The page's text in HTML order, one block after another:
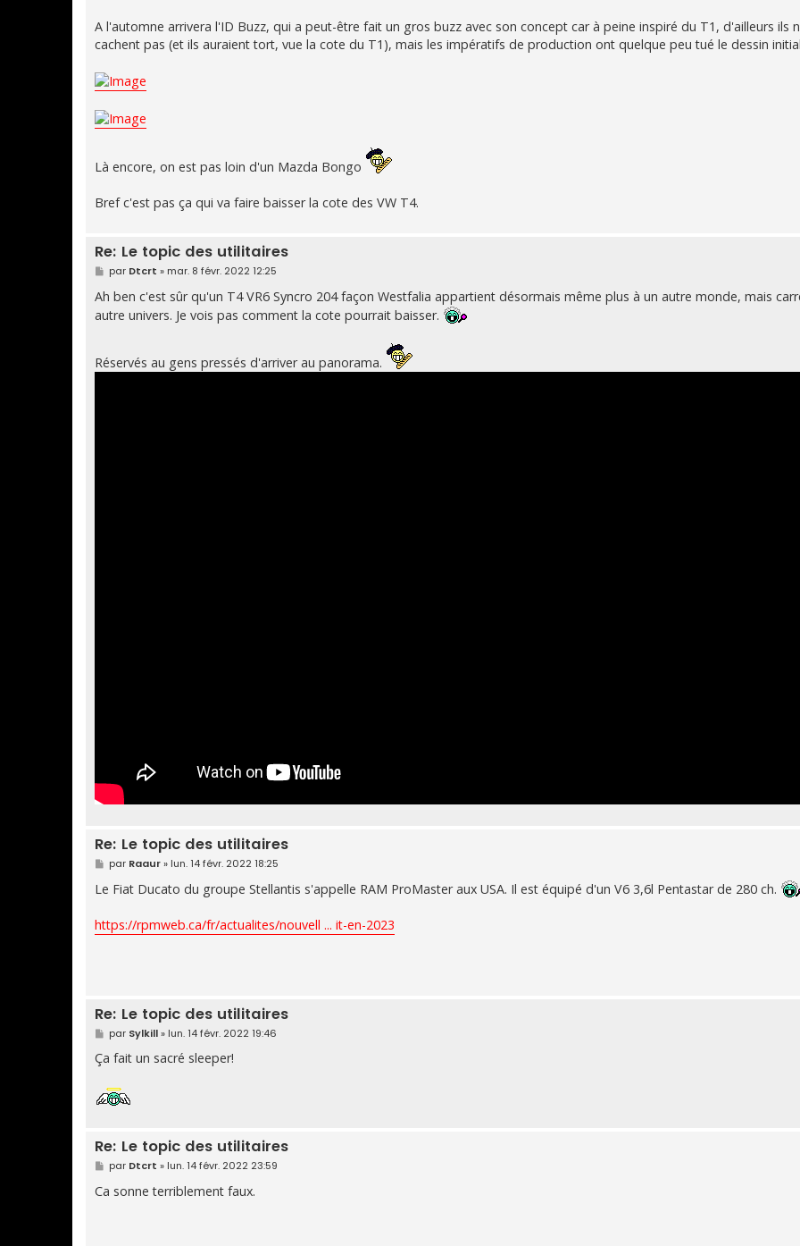
A l'automne arrivera l'ID Buzz, qui a peut-être fait un gros buzz avec son concept car à peine inspiré du T1, d'ailleurs ils
cachent pas (et ils auraient tort, vue la cote du T1), mais les impératifs de production ont quelque peu tué le dessin
Là encore, on est pas loin d'un Mazda Bongo
Bref c'est pas ça qui va faire baisser la cote des VW T4.
Re: Le topic des utilitaires
M
e
s
s
a
par Dtcrt » mar. 8 févr. 2022 12:25
Ah ben c'est sûr qu'un T4 VR6 Syncro 204 façon Westfalia appartient désormais même plus à un autre monde, mais
autre univers. Je vois pas comment la cote pourrait baisser.
Réservés au gens pressés d'arriver au panorama.
Re: Le topic des utilitaires
M
e
s
s
g
e
par Raaur» lun. 14 févr. 2022 18:25
Le Fiat Ducato du groupe Stellantis s'appelle RAM ProMaster aux USA. Il est équipé d'un V6 3,6l Pentastar de 280 ch.
https://rpmweb.ca/fr/actualites/nouvell ... it-en-2023
Re: Le topic des utilitaires
M
e
s
s
g
e
par Sylkill» lun. 14 févr. 2022 19:46
Ça fait un sacré sleeper!
Re: Le topic des utilitaires
M
e
s
s
par Dtcrt » lun. 14 févr. 2022 23:59
Ca sonne terriblement faux.